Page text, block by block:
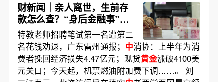
财新闻｜亲人离世，生前存
款怎么查？“身后金融事”查
询试点上线
特教老师招聘笔试第一名遭第二
名花钱劝退，广东雷州通报； 中消协：上半年为消
费者挽回经济损失4.47亿元；现货黄金涨破4100美
元关口；今天起，机票燃油附加费下调……。 刘